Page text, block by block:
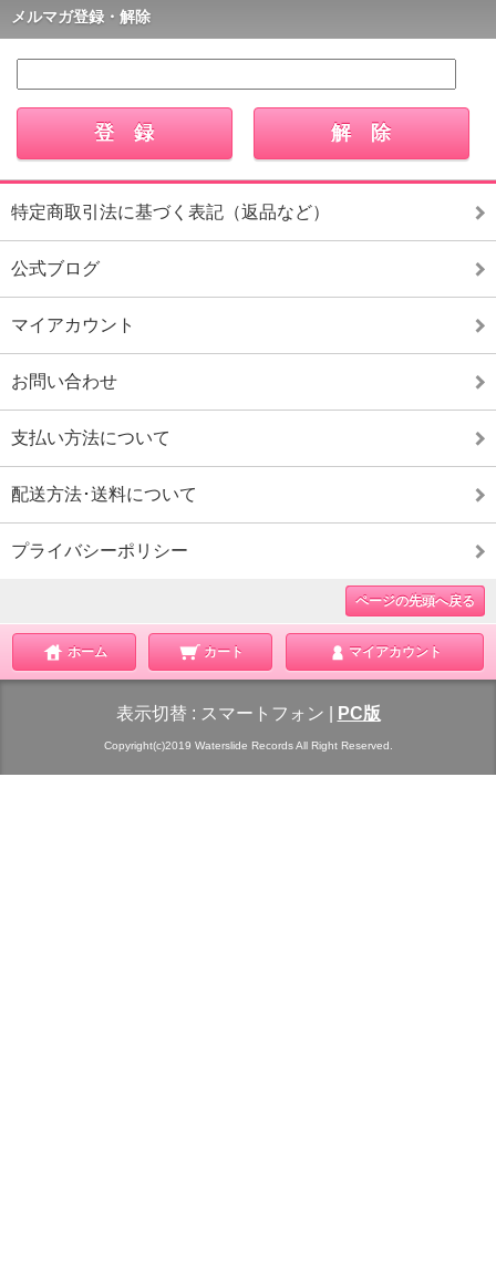
メルマガ登録・解除
特定商取引法に基づく表記（返品など）
公式ブログ
マイアカウント
お問い合わせ
支払い方法について
配送方法･送料について
プライバシーポリシー
ページの先頭へ戻る
ホーム カート マイアカウント
表示切替 : スマートフォン PC版
Copyright(c)2019 Waterslide Records All Right Reserved.